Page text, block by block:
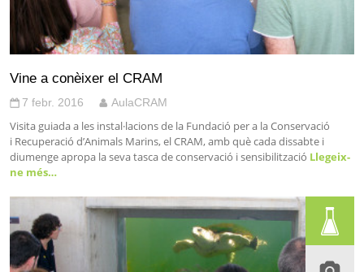
Vine a conèixer el CRAM
7 febr. 2016 AulaCRAM
Visita guiada a les instal·lacions de la Fundació per a la Conservació
i Recuperació d’Animals Marins, el CRAM, amb què cada dissabte i
diumenge apropa la seva tasca de conservació i sensibilització Llegeix-
ne més…